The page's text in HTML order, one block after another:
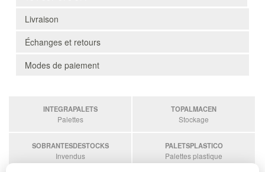
Livraison
Échanges et retours
Modes de paiement
INTEGRAPALETS
Palettes
TOPALMACEN
Stockage
SOBRANTESDESTOCKS
Invendus
PALETSPLASTICO
Palettes plastique